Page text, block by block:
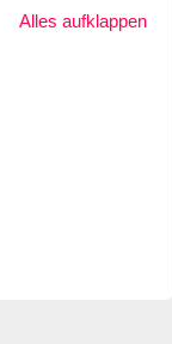
Alles aufklappen